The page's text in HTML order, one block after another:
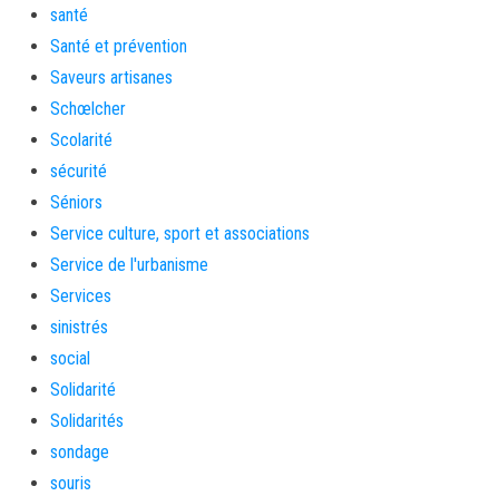
santé
Santé et prévention
Saveurs artisanes
Schœlcher
Scolarité
sécurité
Séniors
Service culture, sport et associations
Service de l'urbanisme
Services
sinistrés
social
Solidarité
Solidarités
sondage
souris